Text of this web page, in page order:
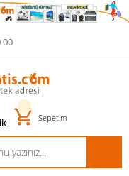
00
Sepetim